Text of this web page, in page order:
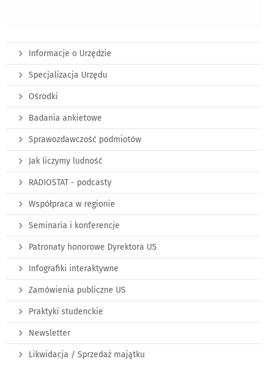
Informacje o Urzędzie
Specjalizacja Urzędu
Ośrodki
Badania ankietowe
Sprawozdawczość podmiotów
Jak liczymy ludność
RADIOSTAT - podcasty
Współpraca w regionie
Seminaria i konferencje
Patronaty honorowe Dyrektora US
Infografiki interaktywne
Zamówienia publiczne US
Praktyki studenckie
Newsletter
Likwidacja / Sprzedaż majątku